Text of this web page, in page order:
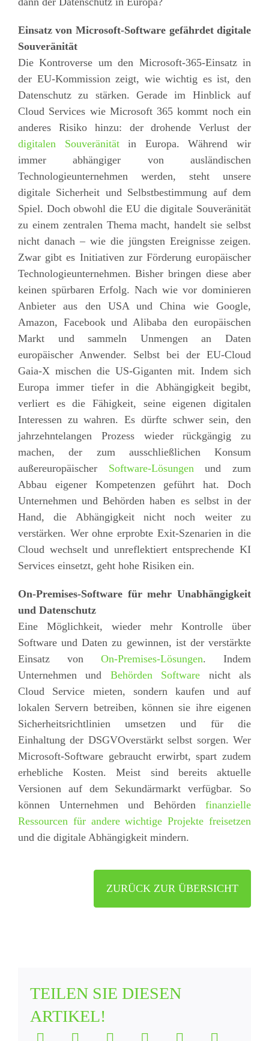
Einsatz von Microsoft-Software gefährdet digitale
Souveränität
Die Kontroverse um den Microsoft-365-Einsatz in
der EU-Kommission zeigt, wie wichtig es ist, den
Datenschutz zu stärken. Gerade im Hinblick auf
Cloud Services wie Microsoft 365 kommt noch ein
anderes Risiko hinzu: der drohende Verlust der
digitalen Souveränitätin Europa. Während wir
immer abhängiger von ausländischen
Technologieunternehmen werden, steht unsere
digitale Sicherheit und Selbstbestimmung auf dem
Spiel. Doch obwohl die EU die digitale Souveränität
zu einem zentralen Thema macht, handelt sie selbst
nicht danach – wie die jüngsten Ereignisse zeigen.
Zwar gibt es Initiativen zur Förderung europäischer
Technologieunternehmen. Bisher bringen diese aber
keinen spürbaren Erfolg. Nach wie vor dominieren
Anbieter aus den USA und China wie Google,
Amazon, Facebook und Alibaba den europäischen
Markt und sammeln Unmengen an Daten
europäischer Anwender. Selbst bei der EU-Cloud
Gaia-X mischen die US-Giganten mit. Indem sich
Europa immer tiefer in die Abhängigkeit begibt,
verliert es die Fähigkeit, seine eigenen digitalen
Interessen zu wahren. Es dürfte schwer sein, den
jahrzehntelangen Prozess wieder rückgängig zu
machen, der zum ausschließlichen Konsum
außereuropäischer Software-Lösungen und zum
Abbau eigener Kompetenzen geführt hat. Doch
Unternehmen und Behörden haben es selbst in der
Hand, die Abhängigkeit nicht noch weiter zu
verstärken. Wer ohne erprobte Exit-Szenarien in die
Cloud wechselt und unreflektiert entsprechende KI
Services einsetzt, geht hohe Risiken ein.
On-Premises-Software für mehr Unabhängigkeit
und Datenschutz
Eine Möglichkeit, wieder mehr Kontrolle über
Software und Daten zu gewinnen, ist der verstärkte
Einsatz vonOn-Premises-Lösungen. Indem
Unternehmen und Behörden Software nicht als
Cloud Service mieten, sondern kaufen und auf
lokalen Servern betreiben, können sie ihre eigenen
Sicherheitsrichtlinien umsetzen und für die
Einhaltung der DSGVOverstärkt selbst sorgen. Wer
Microsoft-Software gebraucht erwirbt, spart zudem
erhebliche Kosten. Meist sind bereits aktuelle
Versionen auf dem Sekundärmarkt verfügbar. So
können Unternehmen und Behördenfinanzielle
Ressourcen für andere wichtige Projekte freisetzen
und die digitale Abhängigkeit mindern.
ZURÜCK ZUR ÜBERSICHT
TEILEN SIE DIESEN
ARTIKEL!